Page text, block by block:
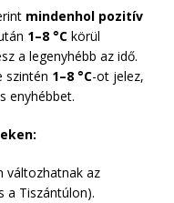
mindenhol pozitív
1–8 °C körül
a legenyhébb az idő.
szintén 1–8 °C-ot jelez,
enyhébbet.
változhatnak az
a Tiszántúlon).